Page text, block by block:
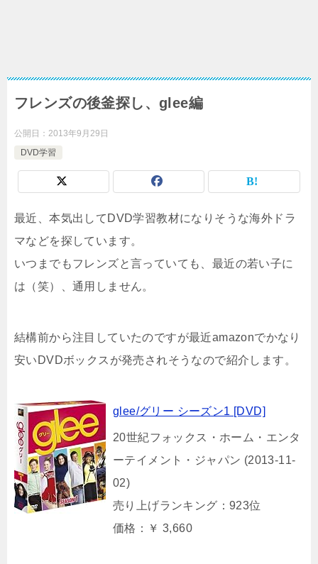
フレンズの後釜探し、glee編
公開日： 2013年9月29日
DVD学習
最近、本気出してDVD学習教材になりそうな海外ドラ
マなどを探しています。
いつまでもフレンズと言っていても、最近の若い子に
は（笑）、通用しません。
結構前から注目していたのですが最近amazonでかなり
安いDVDボックスが発売されそうなので紹介します。
glee/グリー シーズン1 [DVD]
20世紀フォックス・ホーム・エンタ
ーテイメント・ジャパン (2013-11-
02)
売り上げランキング：923位
価格：￥ 3,660